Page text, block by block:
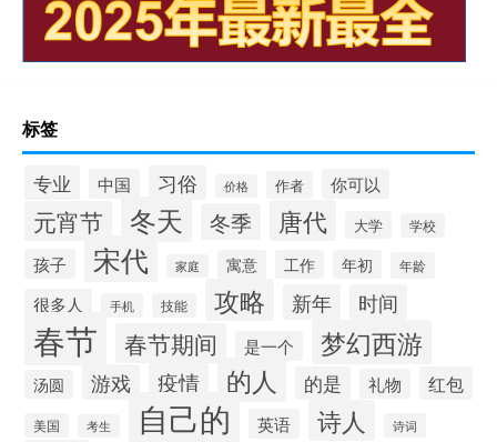
标签
专业 中国 习俗 价格 作者 你可以
元宵节 冬天 冬季 唐代 大学 学校
孩子 宋代 家庭 寓意 工作 年初 年龄
很多人 手机 技能 攻略 新年 时间
春节 春节期间 是一个 梦幻西游
汤圆 游戏 疫情 的人 的是 礼物 红包
美国 考生 自己的 英语 诗人 诗词